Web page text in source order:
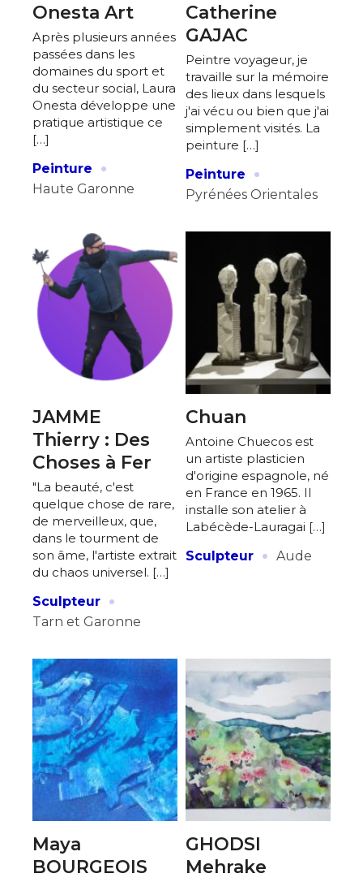
Onesta Art
Après plusieurs années
passées dans les
domaines du sport et
du secteur social, Laura
Onesta développe une
pratique artistique ce
[…]
Peinture
·
Haute Garonne
Catherine
GAJAC
Peintre voyageur, je
travaille sur la mémoire
des lieux dans lesquels
j'ai vécu ou bien que j'ai
simplement visités. La
peinture […]
Peinture
·
Pyrénées Orientales
JAMME
Thierry : Des
Choses à Fer
"La beauté, c'est
quelque chose de rare,
de merveilleux, que,
dans le tourment de
son âme, l'artiste extrait
du chaos universel. […]
Sculpteur ·
Tarn et Garonne
Chuan
Antoine Chuecos est
un artiste plasticien
d'origine espagnole, né
en France en 1965. Il
installe son atelier à
Labécède-Lauragai […]
Sculpteur · Aude
Maya
BOURGEOIS
GHODSI
Mehrake